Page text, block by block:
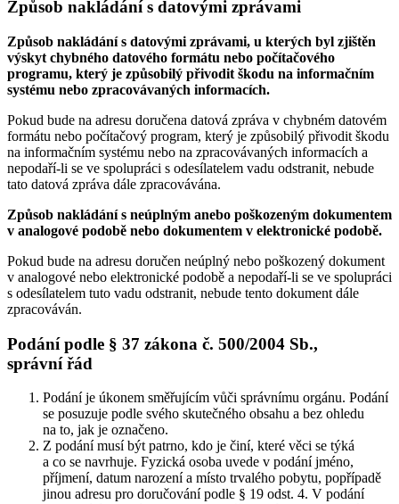
Způsob nakládání s datovými zprávami
Způsob nakládání s datovými zprávami, u kterých byl zjištěn
výskyt chybného datového formátu nebo počítačového
programu, který je způsobilý přivodit škodu na informačním
systému nebo zpracovávaných informacích.
Pokud bude na adresu doručena datová zpráva v chybném datovém
formátu nebo počítačový program, který je způsobilý přivodit škodu
na informačním systému nebo na zpracovávaných informacích a
nepodaří-li se ve spolupráci s odesílatelem vadu odstranit, nebude
tato datová zpráva dále zpracovávána.
Způsob nakládání s neúplným anebo poškozeným dokumentem
v analogové podobě nebo dokumentem v elektronické podobě.
Pokud bude na adresu doručen neúplný nebo poškozený dokument
v analogové nebo elektronické podobě a nepodaří-li se ve spolupráci
s odesílatelem tuto vadu odstranit, nebude tento dokument dále
zpracováván.
Podání podle § 37 zákona č. 500/2004 Sb.,
správní řád
Podání je úkonem směřujícím vůči správnímu orgánu. Podání
se posuzuje podle svého skutečného obsahu a bez ohledu
na to, jak je označeno.
Z podání musí být patrno, kdo je činí, které věci se týká
a co se navrhuje. Fyzická osoba uvede v podání jméno,
příjmení, datum narození a místo trvalého pobytu, popřípadě
jinou adresu pro doručování podle § 19 odst. 4. V podání